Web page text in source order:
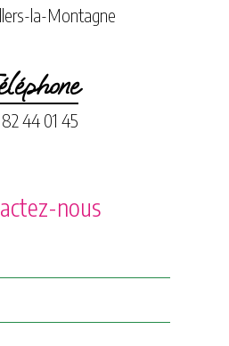
la-Montagne
44 01 45
nous